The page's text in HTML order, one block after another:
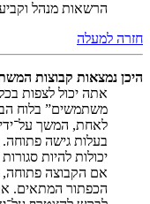
הרשאות מנהל
חזרה למעלה
היכן נמצאות קבוצות
אתה יכול לצפות
משתמשים” בלוח
לאחת, המשך
בעלות גישה
יכולות להיות
אם הקבוצה פתוחה,
הכפתור המתאים.